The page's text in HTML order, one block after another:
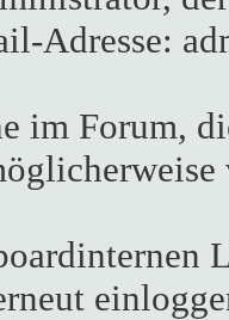
Adresse:
im Forum,